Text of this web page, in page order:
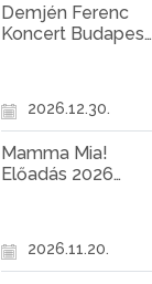
Demjén Ferenc
Koncert Budapest
2026.12.30.
Mamma Mia!
Előadás 2026
2026.11.20.